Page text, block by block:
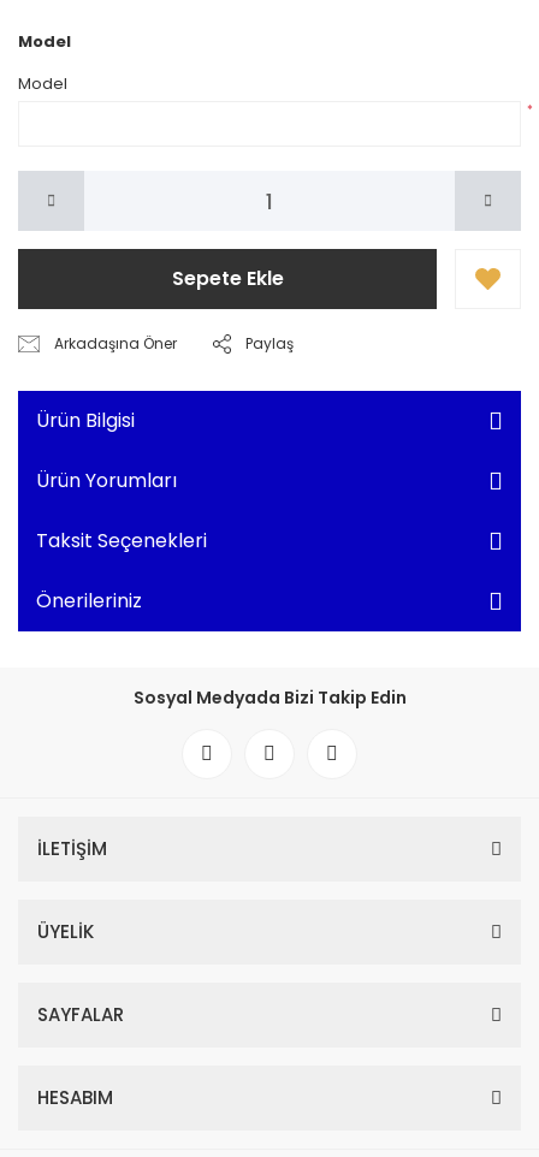
Model
Model
*
Sepete Ekle
Arkadaşına Öner Paylaş
Ürün Bilgisi
Ürün Yorumları
Taksit Seçenekleri
Önerileriniz
Sosyal Medyada Bizi Takip Edin
İLETİŞİM
ÜYELİK
SAYFALAR
HESABIM